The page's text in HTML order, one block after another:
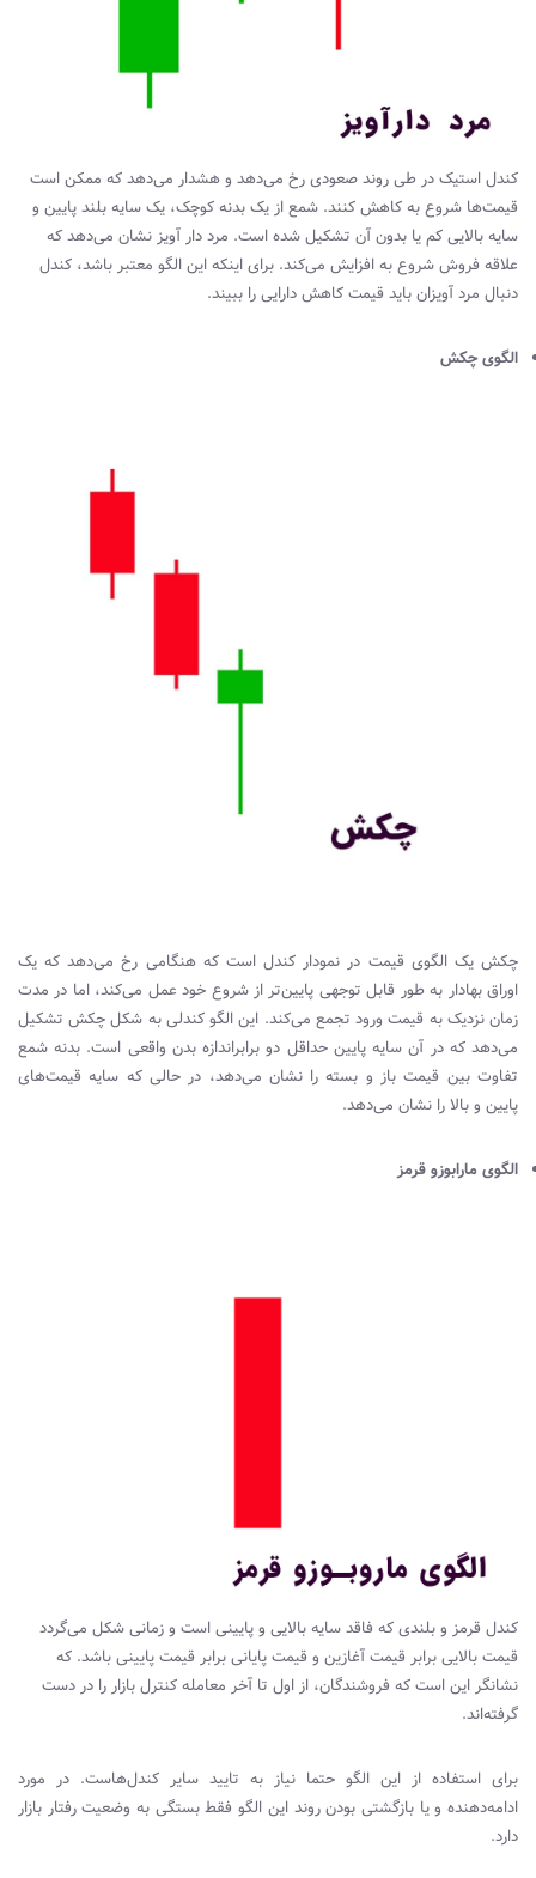
کندل استیک در طی روند صعودی رخ می‌دهد و هشدار می‌دهد که ممکن است
قیمت‌ها شروع به کاهش کنند. شمع از یک بدنه کوچک، یک سایه بلند پایین و
سایه بالایی کم یا بدون آن تشکیل شده است. مرد دار آویز نشان می‌دهد که
علاقه فروش شروع به افزایش می‌کند. برای اینکه این الگو معتبر باشد، کندل
دنبال مرد آویزان باید قیمت کاهش دارایی را ببیند.
الگوی چکش
چکش یک الگوی قیمت در نمودار کندل است که هنگامی رخ می‌دهد که یک
اوراق بهادار به طور قابل توجهی پایین‌تر از شروع خود عمل می‌کند، اما در مدت
زمان نزدیک به قیمت ورود تجمع می‌کند. این الگو کندلی به شکل چکش تشکیل
می‌دهد که در آن سایه پایین حداقل دو برابر‌اندازه بدن واقعی است. بدنه شمع
تفاوت بین قیمت باز و بسته را نشان می‌دهد، در حالی که سایه قیمت‌های
پایین و بالا را نشان می‌دهد.
الگوی مارابوزو قرمز
کندل قرمز و بلندی که فاقد سایه بالایی و پایینی است و زمانی شکل می‌گردد
قیمت بالایی برابر قیمت آغازین و قیمت پایانی برابر قیمت پایینی باشد. که
نشانگر این است که فروشندگان، از اول تا آخر معامله کنترل بازار را در دست
گرفته‌اند.
برای استفاده از این الگو حتما نیاز به تایید سایر کندل‌هاست. در مورد
ادامه‌دهنده و یا بازگشتی بودن روند این الگو فقط بستگی به وضعیت رفتار بازار
دارد.